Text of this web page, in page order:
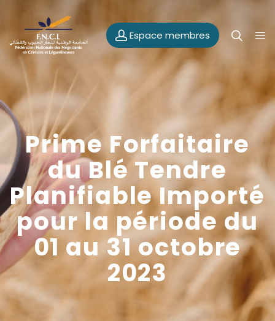
Espace membres
Prime Forfaitaire
du Blé Tendre
Planifiable Importé
pour la période du
01 au 31 octobre
2023